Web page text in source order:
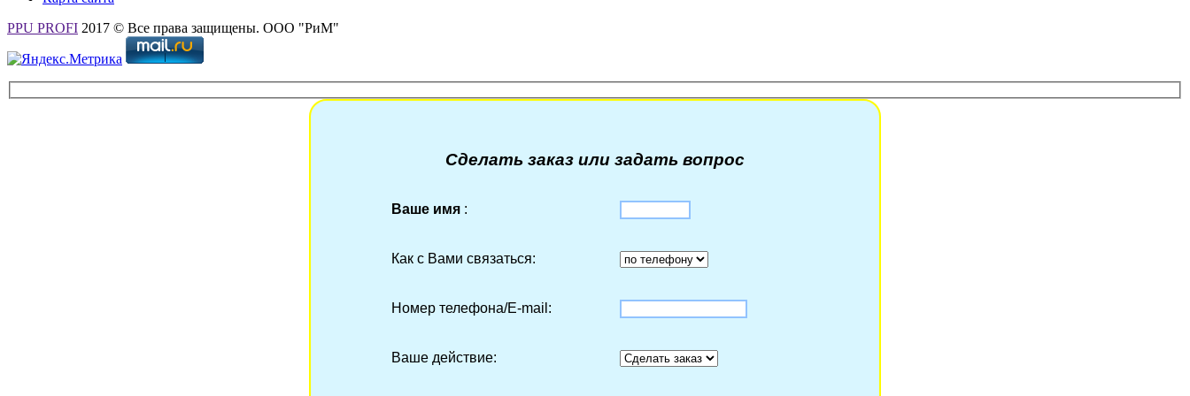
PPU PROFI 2017 © Все права защищены. ООО "РиМ"
Сделать заказ или задать вопрос
Ваше имя:
Как с Вами связаться:
Номер телефона/Е-mail:
Ваше действие: